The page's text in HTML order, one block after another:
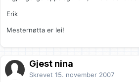
Erik
Mesternøtta er lei!
Gjest nina
Skrevet 15. november 2007